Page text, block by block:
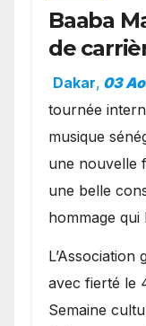
Baaba
de
royale.
Dakar, 03
tournée
musique
une nouvelle
une belle
hommage
​L’Association
avec fierté le
Semaine